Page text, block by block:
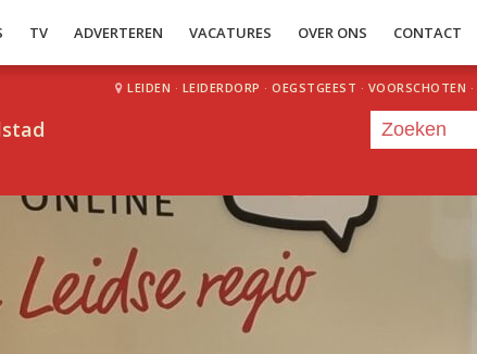
TV ADVERTEREN VACATURES OVER ONS CONTACT
LEIDEN · LEIDERDORP · OEGSTGEEST · VOORSCHOTEN ·